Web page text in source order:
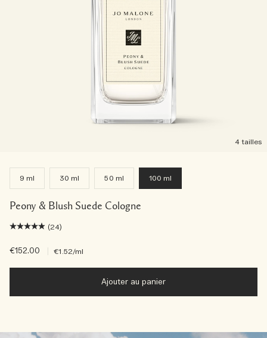
4 tailles
9 ml 30 ml 50 ml 100 ml
Peony & Blush Suede Cologne
(24)
€152.00 €1.52/ml
Ajouter au panier